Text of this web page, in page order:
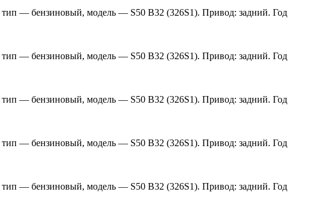
— бензиновый, модель — S50 B32 (326S1). Привод: задний. Год
— бензиновый, модель — S50 B32 (326S1). Привод: задний. Год
— бензиновый, модель — S50 B32 (326S1). Привод: задний. Год
— бензиновый, модель — S50 B32 (326S1). Привод: задний. Год
— бензиновый, модель — S50 B32 (326S1). Привод: задний. Год